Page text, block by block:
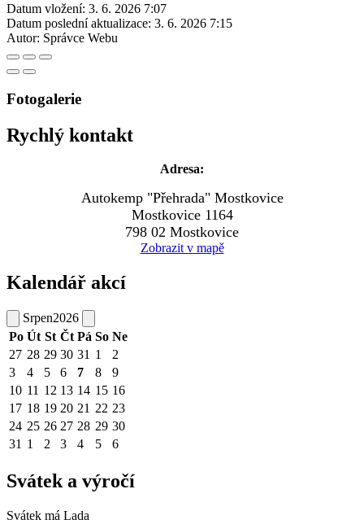
Datum vložení: 3. 6. 2026 7:07
Datum poslední aktualizace: 3. 6. 2026 7:15
Autor: Správce Webu
Fotogalerie
Rychlý kontakt
Adresa:
Autokemp "Přehrada" Mostkovice
Mostkovice 1164
798 02 Mostkovice
Zobrazit v mapě
Kalendář akcí
Srpen2026
Po Út St Čt Pá So Ne
27 28 29 30 31 1
2
3
4 5 6 7 8
9
10 11 12 13 14 15 16
17 18 19 20 21 22 23
24 25 26 27 28 29 30
31 1 2 3 4 5 6
Svátek a výročí
Svátek má Lada